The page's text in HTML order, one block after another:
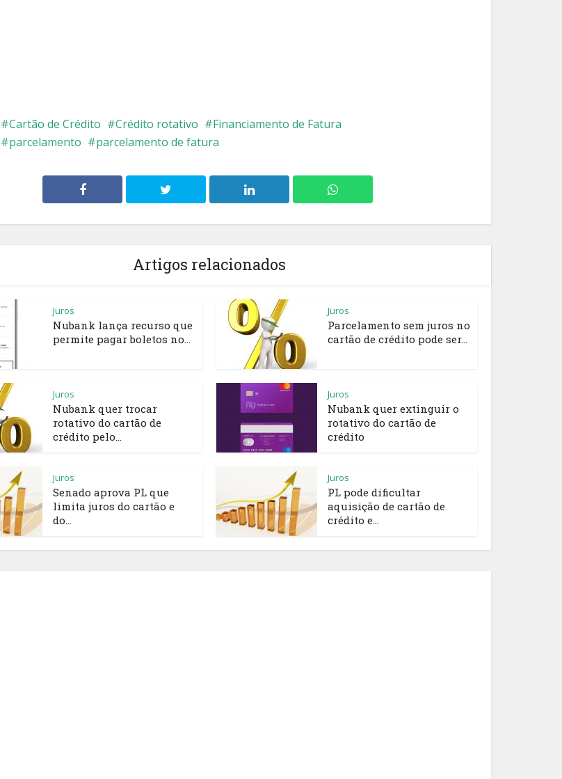
Cartão de Crédito Crédito rotativo
Financiamento de Fatura
parcelamento
parcelamento de fatura
Artigos relacionados
Juros
Nubank lança recurso que
permite pagar boletos no...
Juros
Parcelamento sem juros no
cartão de crédito pode ser...
Juros
Nubank quer trocar
rotativo do cartão de
crédito pelo...
Juros
Nubank quer extinguir o
rotativo do cartão de
crédito
Juros
Senado aprova PL que
limita juros do cartão e
do...
Juros
PL pode dificultar
aquisição de cartão de
crédito e...